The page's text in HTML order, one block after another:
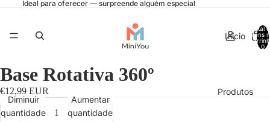
Ideal para oferecer — surpreende alguém especial
Início
Produtos
Total
itens
0
Base Rotativa 360º
€12,99 EUR
Diminuir
quantidade
Aumentar
quantidade